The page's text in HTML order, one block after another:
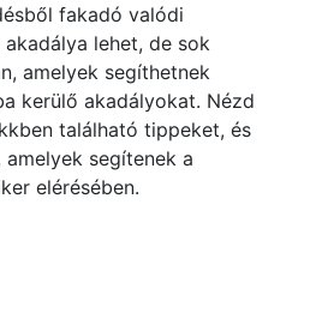
fakadó valódi
lehet, de sok
amelyek segíthetnek
kerülő akadályokat. Nézd
található tippeket, és
segítenek a
elérésében.